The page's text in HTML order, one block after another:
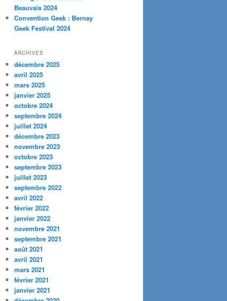
Beauvais 2024
Convention Geek : Bernay
Geek Festival 2024
ARCHIVES
décembre 2025
avril 2025
mars 2025
janvier 2025
octobre 2024
septembre 2024
juillet 2024
décembre 2023
novembre 2023
octobre 2023
septembre 2023
juillet 2023
septembre 2022
avril 2022
février 2022
janvier 2022
novembre 2021
septembre 2021
août 2021
avril 2021
mars 2021
février 2021
janvier 2021